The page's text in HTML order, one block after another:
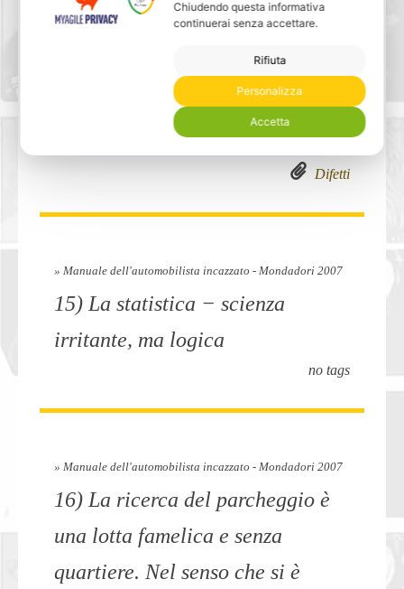
merita la seguente risposta: “Ma
dato che pensi delle cazzate,
preferirei che tu fossi bugiardo”.
Difetti
» Manuale dell'automobilista incazzato - Mondadori 2007
15) La statistica − scienza
irritante, ma logica
no tags
» Manuale dell'automobilista incazzato - Mondadori 2007
16) La ricerca del parcheggio è
una lotta famelica e senza
quartiere. Nel senso che si è
Chiudendo questa informativa
continuerai senza accettare.
Accetta
Rifiuta
Personalizza